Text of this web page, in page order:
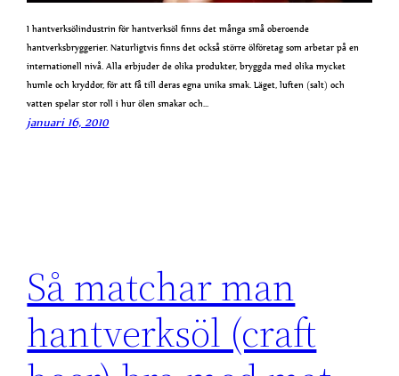
I hantverksölindustrin för hantverksöl finns det många små oberoende
hantverksbryggerier. Naturligtvis finns det också större ölföretag som arbetar på en
internationell nivå. Alla erbjuder de olika produkter, bryggda med olika mycket
humle och kryddor, för att få till deras egna unika smak. Läget, luften (salt) och
vatten spelar stor roll i hur ölen smakar och…
januari 16, 2010
Så matchar man
hantverksöl (craft